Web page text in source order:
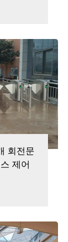
회전문
제어